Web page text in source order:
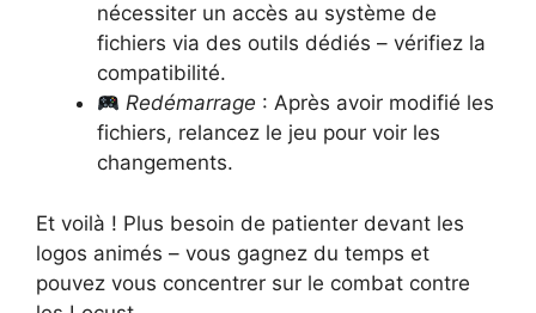
nécessiter un accès au système de
fichiers via des outils dédiés – vérifiez la
compatibilité.
Redémarrage : Après avoir modifié les
fichiers, relancez le jeu pour voir les
changements.
Et voilà ! Plus besoin de patienter devant les
logos animés – vous gagnez du temps et
pouvez vous concentrer sur le combat contre